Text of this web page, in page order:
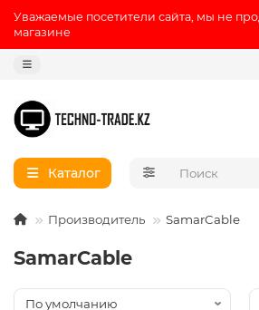
Уважаемые посетители сайта, мы не
магазине
Каталог
Производитель SamarCable
SamarCable